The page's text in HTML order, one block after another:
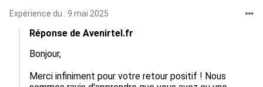
Expérience du : 9 mai 2025
Réponse de Avenirtel.fr
Bonjour,
Merci infiniment pour votre retour positif ! Nous